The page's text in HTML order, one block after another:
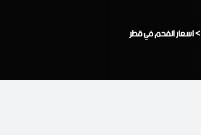
>اسعار الفحم في قطر